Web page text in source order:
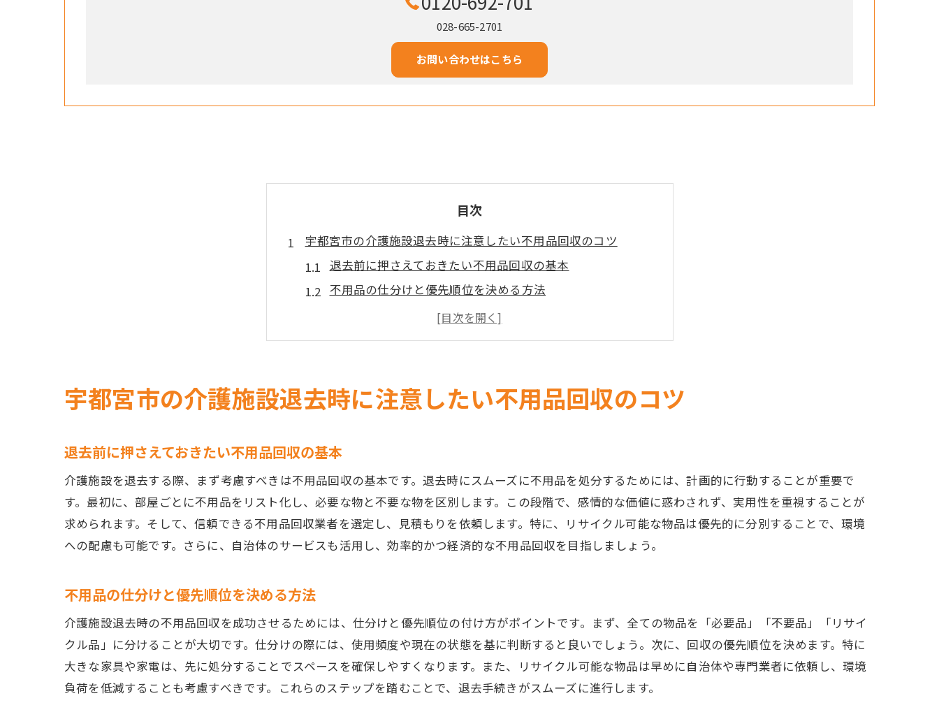
028-665-2701
お問い合わせはこちら
目次
宇都宮市の介護施設退去時に注意したい不用品回収のコツ
退去前に押さえておきたい不用品回収の基本
不用品の仕分けと優先順位を決める方法
環境に優しい不用品の処分法
自治体サービスと業者利用の違い
トラブルを避けるための注意点
スムーズな退去を実現するための不用品回収業者の選び方
見積もり取得時に確認すべき項目
地域密着型サービスの利点
口コミやレビューを活用した業者選び
不用品回収業者のサービス内容を比較する
不用品のリストアップと整理方法
施設の規定に合わせた片付け方法
遺品整理士の専門知識を活用する
宇都宮市の介護施設退去時に注意したい不用品回収のコツ
退去前に押さえておきたい不用品回収の基本
介護施設を退去する際、まず考慮すべきは不用品回収の基本です。退去時にスムーズに不用品を処分するためには、計画的に行動することが重要で
す。最初に、部屋ごとに不用品をリスト化し、必要な物と不要な物を区別します。この段階で、感情的な価値に惑わされず、実用性を重視することが
求められます。そして、信頼できる不用品回収業者を選定し、見積もりを依頼します。特に、リサイクル可能な物品は優先的に分別することで、環境
への配慮も可能です。さらに、自治体のサービスも活用し、効率的かつ経済的な不用品回収を目指しましょう。
不用品の仕分けと優先順位を決める方法
介護施設退去時の不用品回収を成功させるためには、仕分けと優先順位の付け方がポイントです。まず、全ての物品を「必要品」「不要品」「リサイ
クル品」に分けることが大切です。仕分けの際には、使用頻度や現在の状態を基に判断すると良いでしょう。次に、回収の優先順位を決めます。特に
大きな家具や家電は、先に処分することでスペースを確保しやすくなります。また、リサイクル可能な物品は早めに自治体や専門業者に依頼し、環境
負荷を低減することも考慮すべきです。これらのステップを踏むことで、退去手続きがスムーズに進行します。